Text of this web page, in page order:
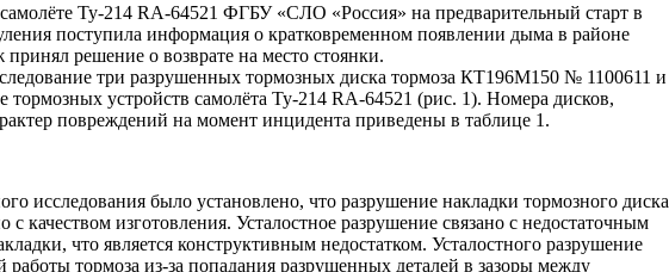
Ту‑214 RA‑64521 ФГБУ «СЛО «Россия» на предварительный старт в
поступила информация о кратковременном появлении дыма в районе
решение о возврате на место стоянки.
три разрушенных тормозных диска тормоза КТ196М150 № 1100611 и
тормозных устройств самолёта Ту‑214 RA-64521 (рис. 1). Номера дисков,
повреждений на момент инцидента приведены в таблице 1.
исследования было установлено, что разрушение накладки тормозного диска
с качеством изготовления. Усталостное разрушение связано с недостаточным
что является конструктивным недостатком. Усталостного разрушение
тормоза из-за попадания разрушенных деталей в зазоры между